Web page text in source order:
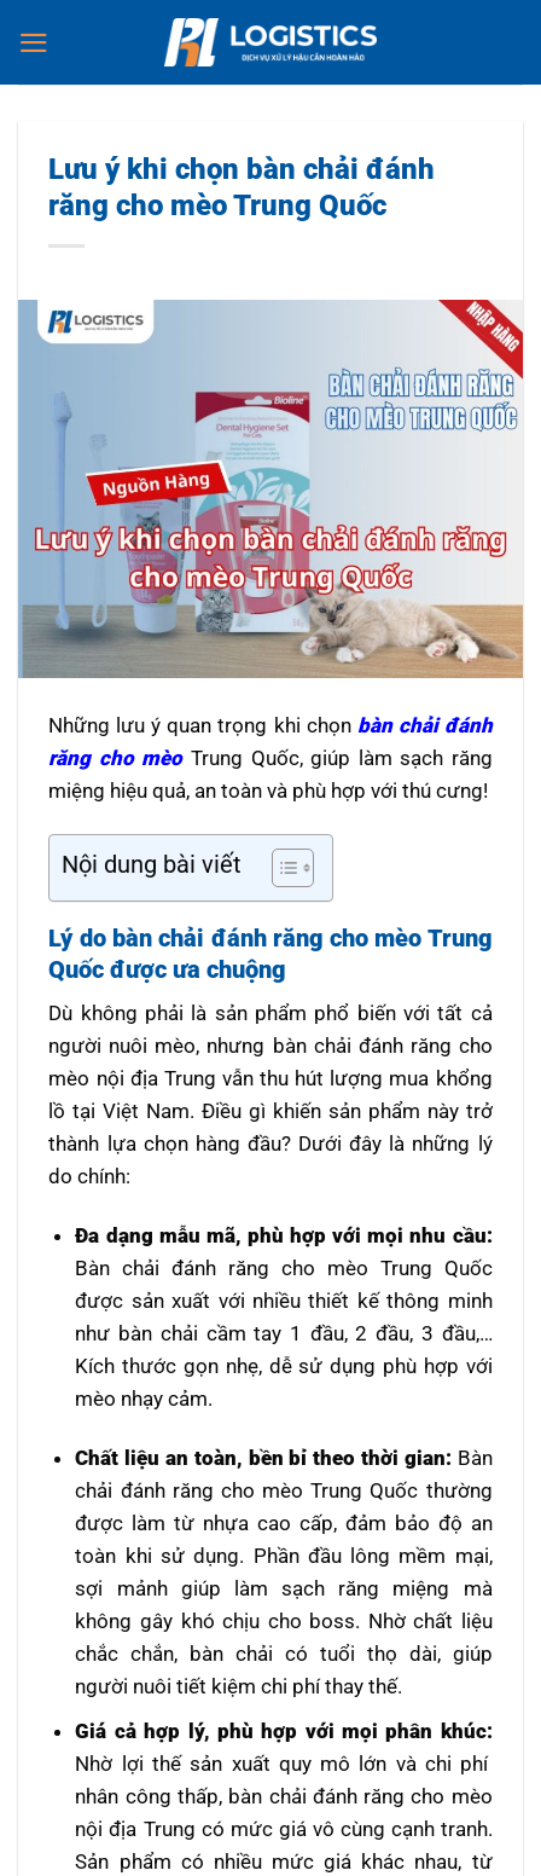
đến
nội
Lưu ý khi chọn bàn chải đánh
răng cho mèo Trung Quốc
Những lưu ý quan trọng khi chọn bàn chải đánh
răng cho mèoTrung Quốc, giúp làm sạch răng
miệng hiệu quả, an toàn và phù hợp với thú cưng!
Nội dung bài viết
Lý do bàn chải đánh răng cho mèo Trung
Quốc được ưa chuộng
Dù không phải là sản phẩm phổ biến với tất cả
người nuôi mèo, nhưng bàn chải đánh răng cho
mèo nội địa Trung vẫn thu hút lượng mua khổng
lồ tại Việt Nam. Điều gì khiến sản phẩm này trở
thành lựa chọn hàng đầu? Dưới đây là những lý
do chính:
Đa dạng mẫu mã, phù hợp với mọi nhu cầu:
Bàn chải đánh răng cho mèo Trung Quốc
được sản xuất với nhiều thiết kế thông minh
như bàn chải cầm tay 1 đầu, 2 đầu, 3 đầu,…
Kích thước gọn nhẹ, dễ sử dụng phù hợp với
mèo nhạy cảm.
Chất liệu an toàn, bền bỉ theo thời gian: Bàn
chải đánh răng cho mèo Trung Quốc thường
được làm từ nhựa cao cấp, đảm bảo độ an
toàn khi sử dụng. Phần đầu lông mềm mại,
sợi mảnh giúp làm sạch răng miệng mà
không gây khó chịu cho boss. Nhờ chất liệu
chắc chắn, bàn chải có tuổi thọ dài, giúp
người nuôi tiết kiệm chi phí thay thế.
Giá cả hợp lý, phù hợp với mọi phân khúc:
Nhờ lợi thế sản xuất quy mô lớn và chi phí
nhân công thấp, bàn chải đánh răng cho mèo
nội địa Trung có mức giá vô cùng cạnh tranh.
Sản phẩm có nhiều mức giá khác nhau, từ